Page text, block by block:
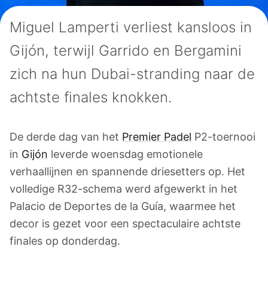
Miguel Lamperti verliest kansloos in
Gijón, terwijl Garrido en Bergamini
zich na hun Dubai-stranding naar de
achtste finales knokken.
De derde dag van het Premier Padel P2-toernooi
in Gijón leverde woensdag emotionele
verhaallijnen en spannende driesetters op. Het
volledige R32-schema werd afgewerkt in het
Palacio de Deportes de la Guía, waarmee het
decor is gezet voor een spectaculaire achtste
finales op donderdag.